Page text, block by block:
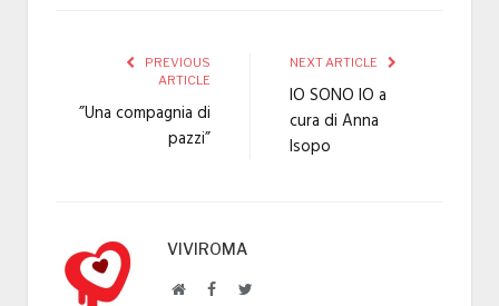
PREVIOUS
ARTICLE
”Una compagnia di
pazzi”
NEXT ARTICLE
IO SONO IO a
cura di Anna
Isopo
VIVIROMA
WebsiteFacebookTwitter